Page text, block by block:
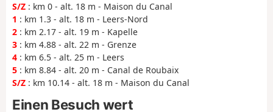
S/Z : km 0 - alt. 18 m - Maison du Canal
1 : km 1.3 - alt. 18 m - Leers-Nord
2 : km 2.17 - alt. 19 m - Kapelle
3 : km 4.88 - alt. 22 m - Grenze
4 : km 6.5 - alt. 25 m - Leers
5 : km 8.84 - alt. 20 m - Canal de Roubaix
S/Z : km 10.14 - alt. 18 m - Maison du Canal
Einen Besuch wert